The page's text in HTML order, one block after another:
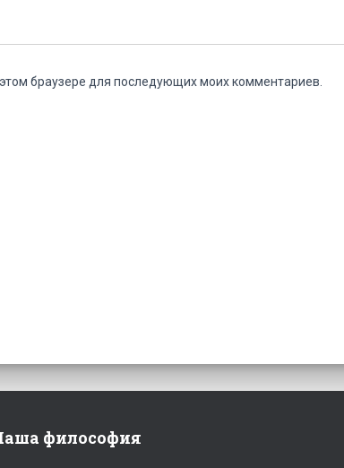
браузере для последующих моих комментариев.
философия